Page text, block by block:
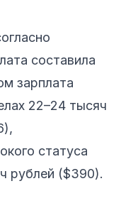
составила
зарплата
22–24 тысяч
статуса
рублей ($390).